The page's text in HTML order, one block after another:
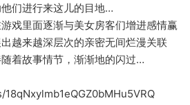
们进行来这儿的目地…
戏里面逐渐与美女房客们增进感情赢
越来越深层次的亲密无间烂漫关联
着故事情节，渐渐地的闪过…